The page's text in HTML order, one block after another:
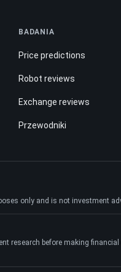
BADANIA
Price predictions
Robot reviews
Exchange reviews
Przewodniki
only and is not investment
research before making